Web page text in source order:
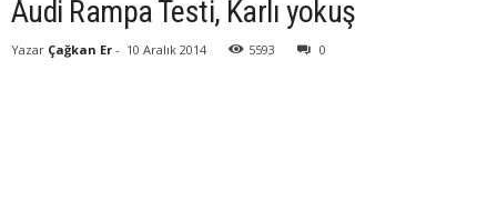
Audi Rampa Testi, Karlı yokuş
Yazar Çağkan Er - 10 Aralık 2014 5593 0